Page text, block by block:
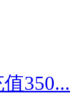
350...